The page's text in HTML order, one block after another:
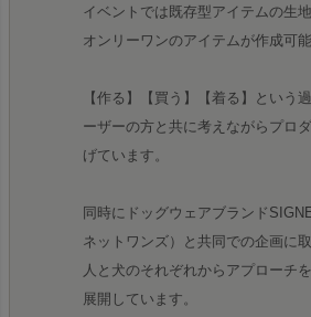
イベントでは既存型アイテムの生
オンリーワンのアイテムが作成可能
【作る】【買う】【着る】という
ーザーの方と共に考えながらプロ
げています。
同時にドッグウェアブランド
ネットワンズ）と共同での企画に
人と犬のそれぞれからアプローチ
展開しています。